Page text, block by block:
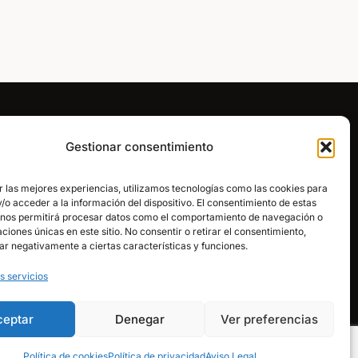
Gestionar consentimiento
las mejores experiencias, utilizamos tecnologías como las cookies para
o acceder a la información del dispositivo. El consentimiento de estas
permitirá procesar datos como el comportamiento de navegación o
únicas en este sitio. No consentir o retirar el consentimiento,
negativamente a ciertas características y funciones.
servicios
Denegar Ver preferencias
CREAR CUENTA
PROFESIONAL →
LLÁMANOS
ESCRÍBENOS POR
Síguenos en redes: